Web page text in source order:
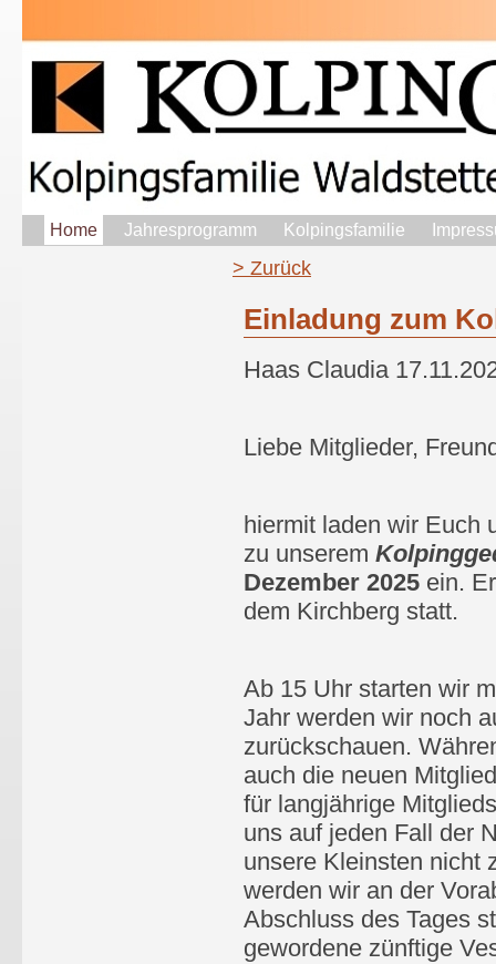
Home Jahresprogramm Kolpingsfamilie
> Zurück
Einladung zum
Haas Claudia
Liebe Mitglieder,
hiermit laden wir Euch
zu unserem
Dezember 2025 ein.
dem Kirchberg statt.
Ab 15 Uhr starten wir
Jahr werden wir noch
zurückschauen.
auch die neuen
für langjährige
uns auf jeden Fall der
unsere Kleinsten nicht
werden wir an der
Abschluss des Tages
gewordene zünftige